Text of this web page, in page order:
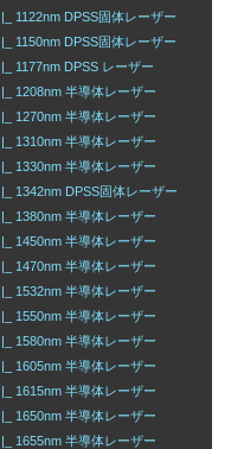
|_ 1122nm DPSS固体レーザー
|_ 1150nm DPSS固体レーザー
|_ 1177nm DPSS レーザー
|_ 1208nm 半導体レーザー
|_ 1270nm 半導体レーザー
|_ 1310nm 半導体レーザー
|_ 1330nm 半導体レーザー
|_ 1342nm DPSS固体レーザー
|_ 1380nm 半導体レーザー
|_ 1450nm 半導体レーザー
|_ 1470nm 半導体レーザー
|_ 1532nm 半導体レーザー
|_ 1550nm 半導体レーザー
|_ 1580nm 半導体レーザー
|_ 1605nm 半導体レーザー
|_ 1615nm 半導体レーザー
|_ 1650nm 半導体レーザー
|_ 1655nm 半導体レーザー